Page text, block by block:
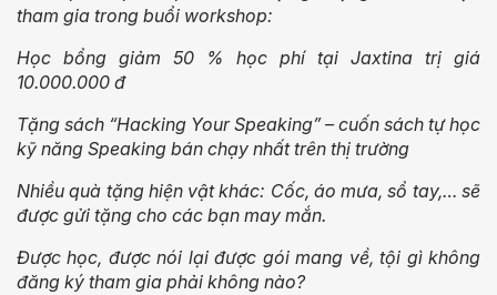
tham gia trong buổi workshop:
Học bổng giảm 50 % học phí tại Jaxtina trị giá
10.000.000 đ
Tặng sách “Hacking Your Speaking” – cuốn sách tự học
kỹ năng Speaking bán chạy nhất trên thị trường
Nhiều quà tặng hiện vật khác: Cốc, áo mưa, sổ tay,… sẽ
được gửi tặng cho các bạn may mắn.
Được học, được nói lại được gói mang về, tội gì không
đăng ký tham gia phải không nào?